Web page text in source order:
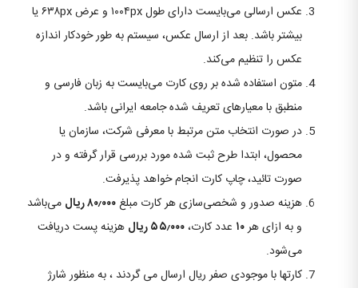
عکس ارسالی می‌بایست دارای طول ۱۰۰۴px و عرض ۶۳۸px یا
بیشتر باشد‌. بعد از ارسال عکس، سیستم به طور خودکار اندازه
عکس را تنظیم می‌کند.
متون استفاده شده بر روی کارت می‌بایست به زبان فارسی و
منطبق با معیارهای تعریف شده جامعه ایرانی باشد.
در صورت انتخاب متن مرتبط با معرفی شرکت، سازمان یا
محصول، ابتدا طرح ثبت شده مورد بررسی قرار گرفته و در
صورت تائید، چاپ کارت انجام خواهد پذیرفت.
هزینه صدور و شخصی‌سازی هر کارت مبلغ۸۰٫۰۰۰ ریال
می‌باشد
و به ازای هر۱۰ عدد کارت،۵۵٫۰۰۰ ریال
هزینه پست دریافت
می‌شود.
کارتها با موجودی صفر ریال ارسال می گردند ، به منظور شارژ